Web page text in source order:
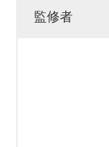
監修者